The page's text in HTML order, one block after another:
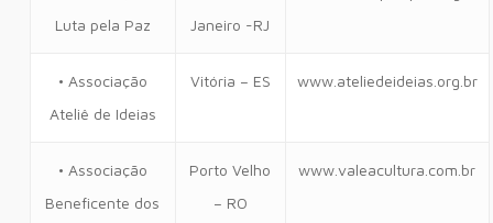
Luta pela Paz
Janeiro -RJ
• Associação
Ateliê de Ideias
Vitória – ES www.ateliedeideias.org.br
• Associação
Beneficente dos
Porto Velho
– RO
www.valeacultura.com.br